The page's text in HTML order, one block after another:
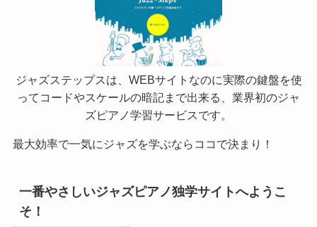
ジャズステップスは、WEBサイトなのに実際の鍵盤を使
ってコードやスケールの暗記まで出来る、業界初のジャ
ズピアノ学習サービスです。
最大効率で一気にジャズを学ぶならココで決まり！
一番やさしいジャズピアノ独学サイトへようこ
そ！